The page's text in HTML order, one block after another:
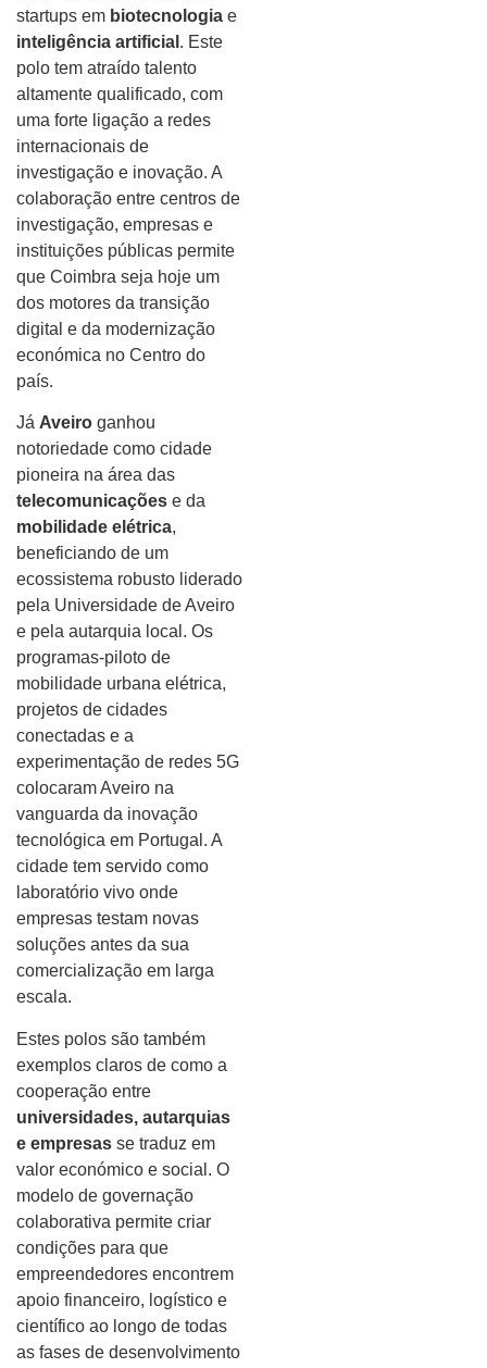
startups em biotecnologia e
inteligência artificial . Este
polo tem atraído talento
altamente qualificado, com
uma forte ligação a redes
internacionais de
investigação e inovação. A
colaboração entre centros de
investigação, empresas e
instituições públicas permite
que Coimbra seja hoje um
dos motores da transição
digital e da modernização
económica no Centro do
país.
Já Aveiro ganhou
notoriedade como cidade
pioneira na área das
telecomunicações e da
mobilidade elétrica,
beneficiando de um
ecossistema robusto liderado
pela Universidade de Aveiro
e pela autarquia local. Os
programas-piloto de
mobilidade urbana elétrica,
projetos de cidades
conectadas e a
experimentação de redes 5G
colocaram Aveiro na
vanguarda da inovação
tecnológica em Portugal. A
cidade tem servido como
laboratório vivo onde
empresas testam novas
soluções antes da sua
comercialização em larga
escala.
Estes polos são também
exemplos claros de como a
cooperação entre
universidades, autarquias
e empresas se traduz em
valor económico e social. O
modelo de governação
colaborativa permite criar
condições para que
empreendedores encontrem
apoio financeiro, logístico e
científico ao longo de todas
as fases de desenvolvimento